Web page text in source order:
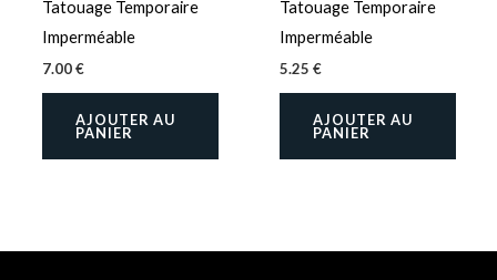
Tatouage Temporaire
Imperméable
7.00€
AJOUTER AU
PANIER
Tatouage Temporaire
Imperméable
5.25 €
AJOUTER AU
PANIER